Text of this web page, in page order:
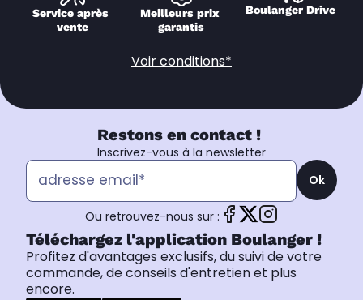
Service après
vente
Meilleurs prix
garantis
Boulanger Drive
Voir conditions*
Restons en contact !
Inscrivez-vous à la newsletter
Ok
Ou retrouvez-nous sur :
Téléchargez l'application Boulanger !
Profitez d'avantages exclusifs, du suivi de votre
commande, de conseils d'entretien et plus
encore.